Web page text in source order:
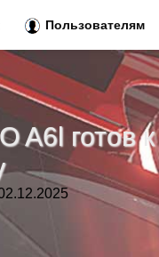
A6l готов к
Пользователям